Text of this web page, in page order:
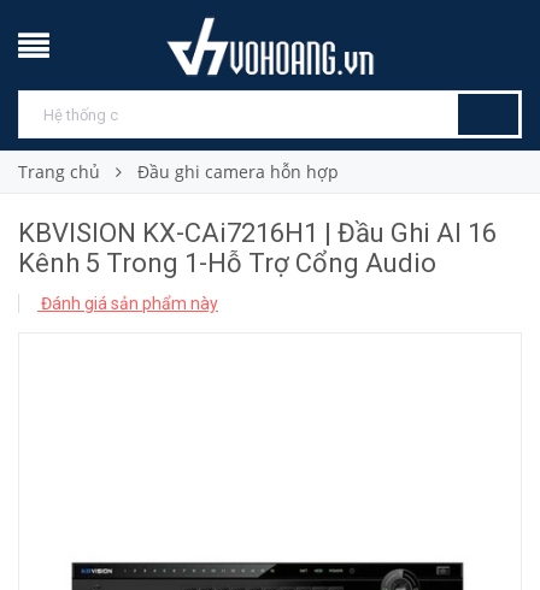
Trang chủ Đầu ghi camera hỗn hợp
KBVISION KX-CAi7216H1 | Đầu Ghi AI 16
Kênh 5 Trong 1-Hỗ Trợ Cổng Audio
Đánh giá sản phẩm này